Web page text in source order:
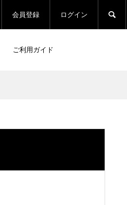
会員登録 ログイン 
ご利用ガイド